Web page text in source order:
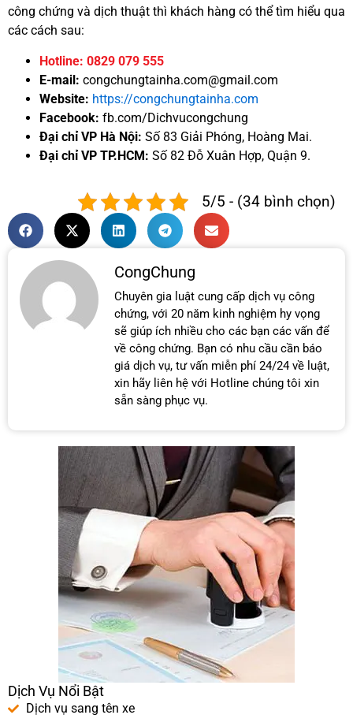
công chứng và dịch thuật thì khách hàng có thể tìm hiểu qua
các cách sau:
Hotline: 0829 079 555
E-mail: congchungtainha.com@gmail.com
Website: https://congchungtainha.com
Facebook: fb.com/Dichvucongchung
Đại chỉ VP Hà Nội: Số 83 Giải Phóng, Hoàng Mai.
Đại chỉ VP TP.HCM: Số 82 Đỗ Xuân Hợp, Quận 9.
5/5 - (34 bình chọn)
CongChung
Chuyên gia luật cung cấp dịch vụ công
chứng, với 20 năm kinh nghiệm hy vọng
sẽ giúp ích nhiều cho các bạn các vấn để
về công chứng. Bạn có nhu cầu cần báo
giá dịch vụ, tư vấn miễn phí 24/24 về luật,
xin hãy liên hệ với Hotline chúng tôi xin
sẵn sàng phục vụ.
Dịch Vụ Nổi Bật
Dịch vụ sang tên xe